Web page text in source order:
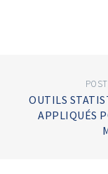
OUTILS
APPLIQUÉS